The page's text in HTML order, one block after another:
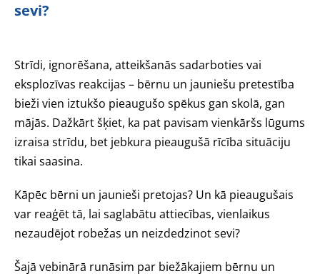
sevi?
Strīdi, ignorēšana, atteikšanās sadarboties vai
eksplozīvas reakcijas – bērnu un jauniešu pretestība
bieži vien iztukšo pieaugušo spēkus gan skolā, gan
mājās. Dažkārt šķiet, ka pat pavisam vienkāršs lūgums
izraisa strīdu, bet jebkura pieaugušā rīcība situāciju
tikai saasina.
Kāpēc bērni un jaunieši pretojas? Un kā pieaugušais
var reaģēt tā, lai saglabātu attiecības, vienlaikus
nezaudējot robežas un neizdedzinot sevi?
Šajā vebinārā runāsim par biežākajiem bērnu un